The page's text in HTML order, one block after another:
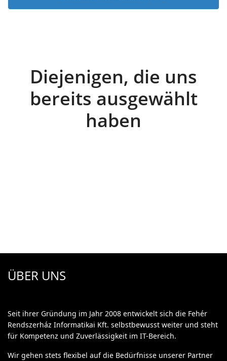
Diejenigen, die uns
bereits ausgewählt
haben
ÜBER UNS
Seit ihrer Gründung im Jahr 2008 entwickelt sich die Fehér
Rendszerház Informatikai Kft. selbstbewusst weiter und steht
für Kompetenz und Zuverlässigkeit im IT-Bereich.
Wir gehen stets flexibel auf die Bedürfnisse unserer Partner